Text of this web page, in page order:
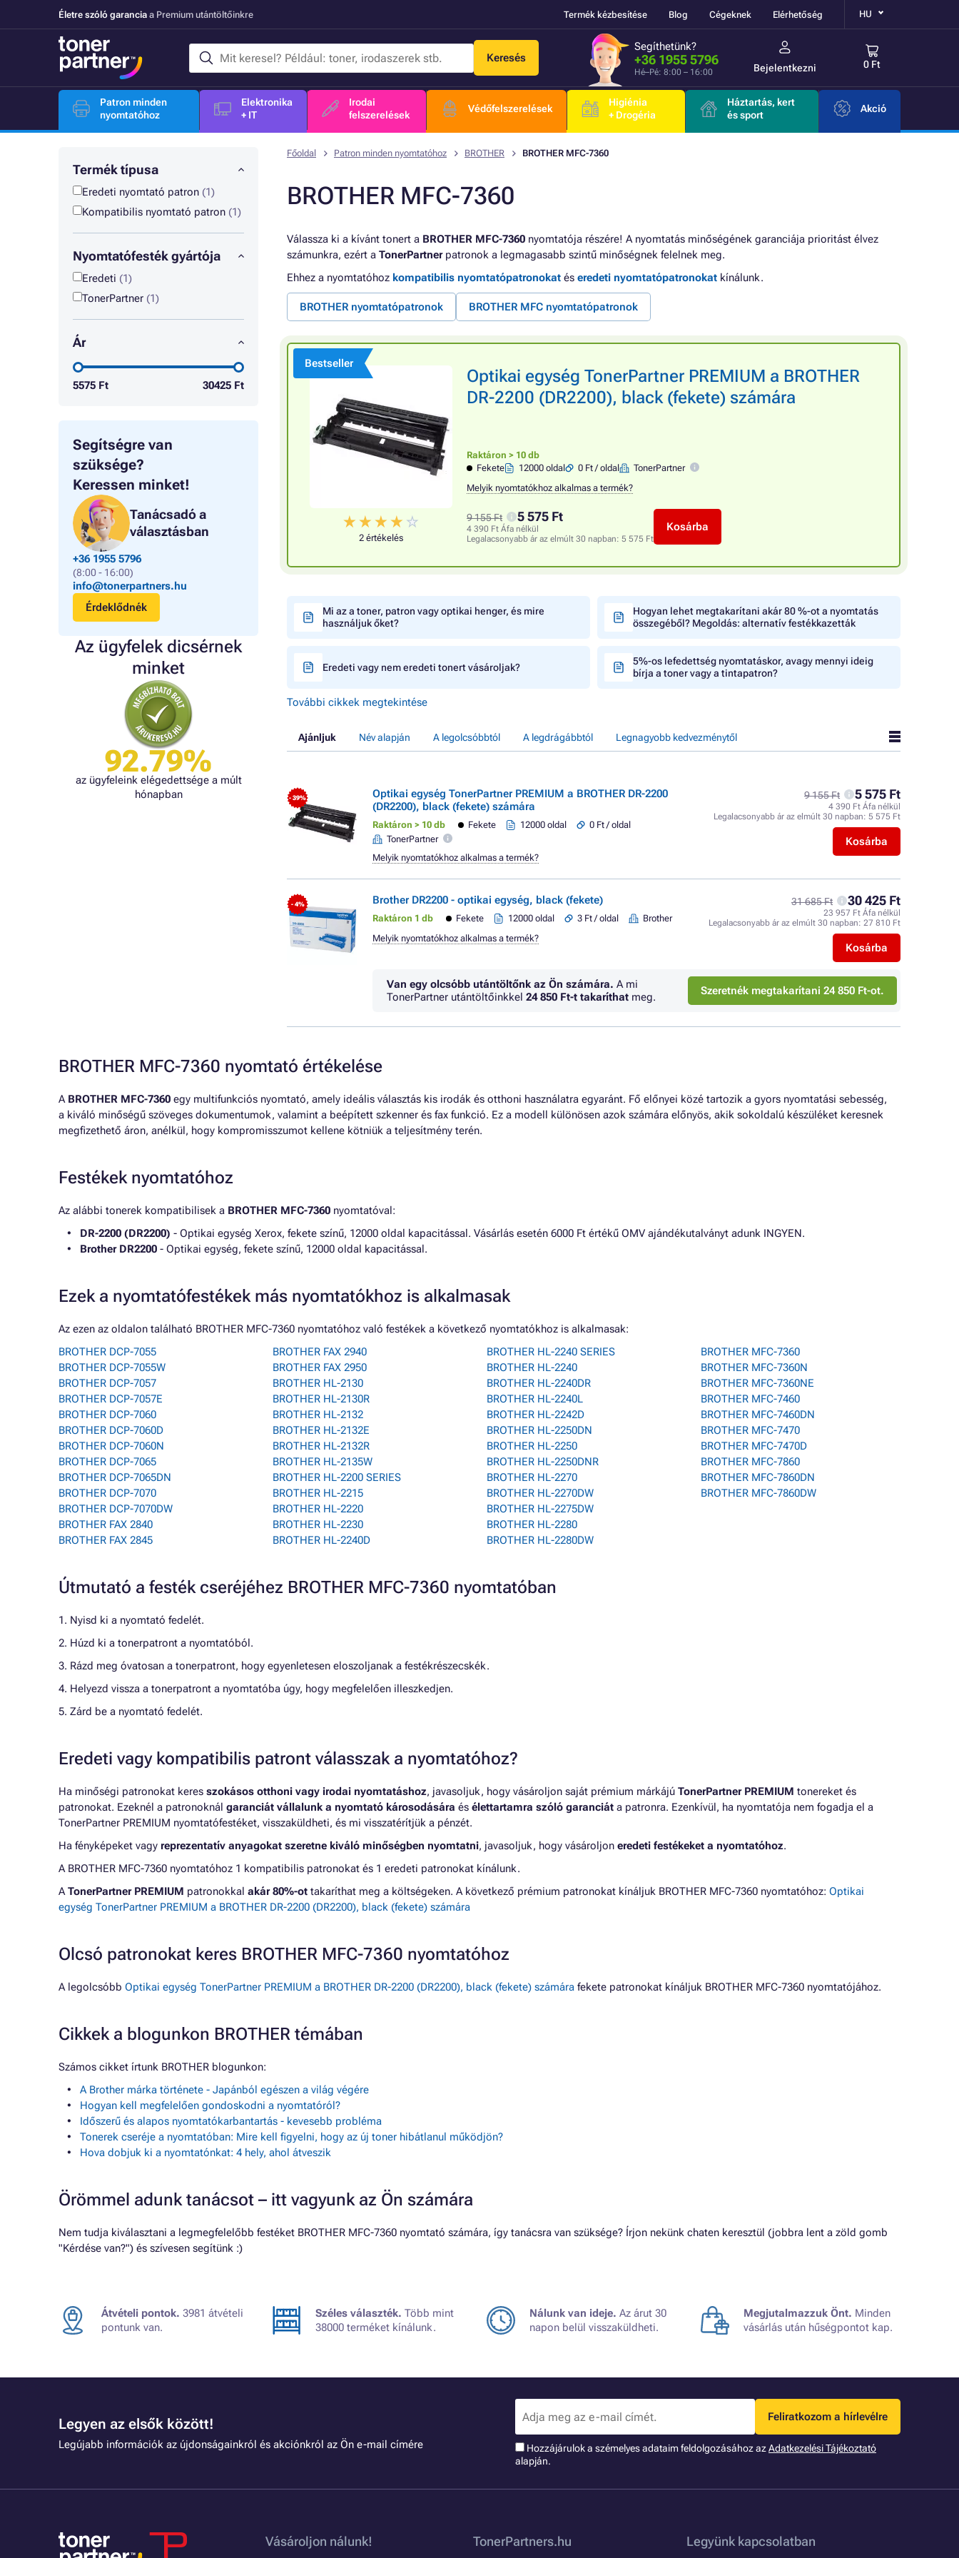
Életre szóló garancia a Premium utántöltőinkre Termék kézbesítése Blog Cégeknek Elérhetőség HU
Keresés
Segíthetünk?
+36 1955 5796
Hé–Pé: 8:00 – 16:00 Bejelentkezni 0 Ft
Patron minden
nyomtatóhoz
Elektronika
+ IT
Irodai
felszerelések
Védőfelszerelések
Higiénia
+ Drogéria
Háztartás, kert
és sport
Akció
Termék típusa
Eredeti nyomtató patron (1)
Kompatibilis nyomtató patron (1)
Nyomtatófesték gyártója
Eredeti (1)
TonerPartner (1)
Ár
5575 Ft 30425 Ft
Segítségre van
szüksége?
Keressen minket!
Tanácsadó a
választásban
+36 1955 5796
(8:00 - 16:00)
info@tonerpartners.hu
Érdeklődnék
Az ügyfelek dicsérnek
minket
92.79%
az ügyfeleink elégedettsége a múlt
hónapban
Főoldal Patron minden nyomtatóhoz BROTHER BROTHER MFC-7360
BROTHER MFC-7360
Válassza ki a kívánt tonert a BROTHER MFC-7360 nyomtatója részére! A nyomtatás minőségének garanciája prioritást élvez
számunkra, ezért a TonerPartnerpatronok a legmagasabb szintű minőségnek felelnek meg.
Ehhez a nyomtatóhoz kompatibilis nyomtatópatronokat és eredeti nyomtatópatronokat kínálunk.
BROTHER nyomtatópatronok BROTHER MFC nyomtatópatronok
Bestseller
2 értékelés
Optikai egység TonerPartner PREMIUM a BROTHER
DR-2200 (DR2200), black (fekete) számára
Raktáron > 10 db
Fekete
12000 oldal 0 Ft / oldal
TonerPartner
Melyik nyomtatókhoz alkalmas a termék?
9 155 Ft 5 575 Ft
4 390 Ft Áfa nélkül
Legalacsonyabb ár az elmúlt 30 napban: 5 575 Ft
Kosárba
Mi az a toner, patron vagy optikai henger, és mire
használjuk őket?
Hogyan lehet megtakarítani akár 80 %-ot a nyomtatás
összegéből? Megoldás: alternatív festékkazetták
Eredeti vagy nem eredeti tonert vásároljak?
5%-os lefedettség nyomtatáskor, avagy mennyi ideig
bírja a toner vagy a tintapatron?
További cikkek megtekintése
Ajánljuk Név alapján A legolcsóbbtól A legdrágábbtól Legnagyobb kedvezménytől
- 39%
Optikai egység TonerPartner PREMIUM a BROTHER DR-2200
(DR2200), black (fekete) számára
Raktáron > 10 db Fekete 12000 oldal
0 Ft / oldal
TonerPartner
9 155 Ft 5 575 Ft
4 390 Ft Áfa nélkül
Legalacsonyabb ár az elmúlt 30 napban: 5 575 Ft
Kosárba
Melyik nyomtatókhoz alkalmas a termék?
- 4% Brother DR2200 - optikai egység, black (fekete)
Raktáron 1 db Fekete 12000 oldal 3 Ft / oldal Brother
31 685 Ft 30 425 Ft
23 957 Ft Áfa nélkül
Legalacsonyabb ár az elmúlt 30 napban: 27 810 Ft
Kosárba
Melyik nyomtatókhoz alkalmas a termék?
Van egy olcsóbb utántöltőnk az Ön számára. A mi
TonerPartner utántöltőinkkel 24 850 Ft-t takaríthat meg. Szeretnék megtakarítani 24 850 Ft-ot.
BROTHER MFC-7360 nyomtató értékelése
A BROTHER MFC-7360 egy multifunkciós nyomtató, amely ideális választás kis irodák és otthoni használatra egyaránt. Fő előnyei közé tartozik a gyors nyomtatási sebesség,
a kiváló minőségű szöveges dokumentumok, valamint a beépített szkenner és fax funkció. Ez a modell különösen azok számára előnyös, akik sokoldalú készüléket keresnek
megfizethető áron, anélkül, hogy kompromisszumot kellene kötniük a teljesítmény terén.
Festékek nyomtatóhoz
Az alábbi tonerek kompatibilisek a BROTHER MFC-7360 nyomtatóval:
DR-2200 (DR2200) - Optikai egység Xerox, fekete színű, 12000 oldal kapacitással. Vásárlás esetén 6000 Ft értékű OMV ajándékutalványt adunk INGYEN.
Brother DR2200 - Optikai egység, fekete színű, 12000 oldal kapacitással.
Ezek a nyomtatófestékek más nyomtatókhoz is alkalmasak
Az ezen az oldalon található BROTHER MFC-7360 nyomtatóhoz való festékek a következő nyomtatókhoz is alkalmasak:
BROTHER DCP-7055
BROTHER DCP-7055W
BROTHER DCP-7057
BROTHER DCP-7057E
BROTHER DCP-7060
BROTHER DCP-7060D
BROTHER DCP-7060N
BROTHER DCP-7065
BROTHER DCP-7065DN
BROTHER DCP-7070
BROTHER DCP-7070DW
BROTHER FAX 2840
BROTHER FAX 2845
BROTHER FAX 2940
BROTHER FAX 2950
BROTHER HL-2130
BROTHER HL-2130R
BROTHER HL-2132
BROTHER HL-2132E
BROTHER HL-2132R
BROTHER HL-2135W
BROTHER HL-2200 SERIES
BROTHER HL-2215
BROTHER HL-2220
BROTHER HL-2230
BROTHER HL-2240D
BROTHER HL-2240 SERIES
BROTHER HL-2240
BROTHER HL-2240DR
BROTHER HL-2240L
BROTHER HL-2242D
BROTHER HL-2250DN
BROTHER HL-2250
BROTHER HL-2250DNR
BROTHER HL-2270
BROTHER HL-2270DW
BROTHER HL-2275DW
BROTHER HL-2280
BROTHER HL-2280DW
BROTHER MFC-7360
BROTHER MFC-7360N
BROTHER MFC-7360NE
BROTHER MFC-7460
BROTHER MFC-7460DN
BROTHER MFC-7470
BROTHER MFC-7470D
BROTHER MFC-7860
BROTHER MFC-7860DN
BROTHER MFC-7860DW
Útmutató a festék cseréjéhez BROTHER MFC-7360 nyomtatóban
1. Nyisd ki a nyomtató fedelét.
2. Húzd ki a tonerpatront a nyomtatóból.
3. Rázd meg óvatosan a tonerpatront, hogy egyenletesen eloszoljanak a festékrészecskék.
4. Helyezd vissza a tonerpatront a nyomtatóba úgy, hogy megfelelően illeszkedjen.
5. Zárd be a nyomtató fedelét.
Eredeti vagy kompatibilis patront válasszak a nyomtatóhoz?
Ha minőségi patronokat keres szokásos otthoni vagy irodai nyomtatáshoz, javasoljuk, hogy vásároljon saját prémium márkájú TonerPartner PREMIUM tonereket és
patronokat. Ezeknél a patronoknál garanciát vállalunk a nyomtató károsodására és élettartamra szóló garanciát a patronra. Ezenkívül, ha nyomtatója nem fogadja el a
TonerPartner PREMIUM nyomtatófestéket, visszaküldheti, és mi visszatérítjük a pénzét.
Ha fényképeket vagy reprezentatív anyagokat szeretne kiváló minőségben nyomtatni, javasoljuk, hogy vásároljon eredeti festékeket a nyomtatóhoz.
A BROTHER MFC-7360 nyomtatóhoz 1 kompatibilis patronokat és 1 eredeti patronokat kínálunk.
ATonerPartner PREMIUM patronokkal akár 80%-ot takaríthat meg a költségeken. A következő prémium patronokat kínáljuk BROTHER MFC-7360 nyomtatóhoz: Optikai
egység TonerPartner PREMIUM a BROTHER DR-2200 (DR2200), black (fekete) számára
Olcsó patronokat keres BROTHER MFC-7360 nyomtatóhoz
A legolcsóbb Optikai egység TonerPartner PREMIUM a BROTHER DR-2200 (DR2200), black (fekete) számára fekete patronokat kínáljuk BROTHER MFC-7360 nyomtatójához.
Cikkek a blogunkon BROTHER témában
Számos cikket írtunk BROTHER blogunkon:
A Brother márka története - Japánból egészen a világ végére
Hogyan kell megfelelően gondoskodni a nyomtatóról?
Időszerű és alapos nyomtatókarbantartás - kevesebb probléma
Tonerek cseréje a nyomtatóban: Mire kell figyelni, hogy az új toner hibátlanul működjön?
Hova dobjuk ki a nyomtatónkat: 4 hely, ahol átveszik
Örömmel adunk tanácsot – itt vagyunk az Ön számára
Nem tudja kiválasztani a legmegfelelőbb festéket BROTHER MFC-7360 nyomtató számára, így tanácsra van szüksége? Írjon nekünk chaten keresztül (jobbra lent a zöld gomb
"Kérdése van?") és szívesen segítünk :)
Átvételi pontok. 3981 átvételi
pontunk van.
Széles választék. Több mint
38000 terméket kínálunk.
Nálunk van ideje. Az árut 30
napon belül visszaküldheti.
Megjutalmazzuk Önt. Minden
vásárlás után hűségpontot kap.
Legyen az elsők között!
Legújabb információk az újdonságainkról és akciónkról az Ön e-mail címére
Feliratkozom a hírlevélre
Hozzájárulok a szémelyes adataim feldolgozásához azAdatkezelési Tájékoztató
alapján.
Vásároljon nálunk! TonerPartners.hu Legyünk kapcsolatban